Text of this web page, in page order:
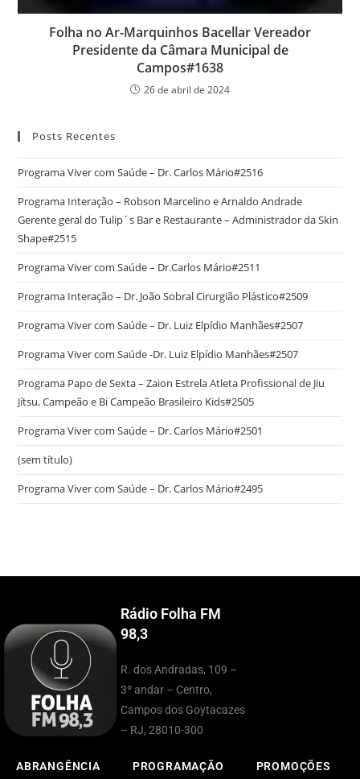
Folha no Ar-Marquinhos Bacellar Vereador
Presidente da Câmara Municipal de
Campos#1638
26 de abril de 2024
Posts Recentes
Programa Viver com Saúde – Dr. Carlos Mário#2516
Programa Interação – Robson Marcelino e Arnaldo Andrade
Gerente geral do Tulip´s Bar e Restaurante – Administrador da Skin
Shape#2515
Programa Viver com Saúde – Dr.Carlos Mário#2511
Programa Interação – Dr. João Sobral Cirurgião Plástico#2509
Programa Viver com Saúde – Dr. Luiz Elpídio Manhães#2507
Programa Viver com Saúde -Dr. Luiz Elpídio Manhães#2507
Programa Papo de Sexta – Zaion Estrela Atleta Profissional de Jiu
Jítsu, Campeão e Bi Campeão Brasileiro Kids#2505
Programa Viver com Saúde – Dr. Carlos Mário#2501
(sem título)
Programa Viver com Saúde – Dr. Carlos Mário#2495
Rádio Folha FM
98,3
R. dos Andradas, 109 –
3º andar – Centro,
Campos dos Goytacazes
– RJ, 28010-300
ABRANGÊNCIA PROGRAMAÇÃO PROMOÇÕES